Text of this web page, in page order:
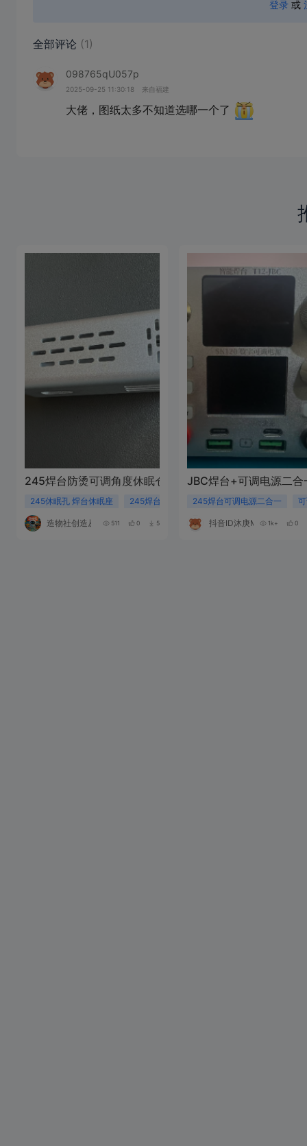
登录 或
全部评论 (1)
098765qU057p
2025-09-25 11:30:18 来自福建
大佬，图纸太多不知道选哪一个了
245焊台防烫可调角度休眠仓【造物社】
245休眠孔 焊台休眠座 245焊台休眠仓 焊台休眠
造物社创造从这里开始
511 0 5
JBC焊台+可调电源二合
245焊台可调电源二合一
抖音ID沐庚MU 1k+ 0